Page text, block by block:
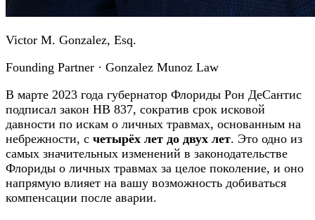
Victor M. Gonzalez, Esq.
Founding Partner · Gonzalez Munoz Law
В марте 2023 года губернатор Флориды Рон ДеСантис
подписал закон HB 837, сократив срок исковой
давности по искам о личных травмах, основанным на
небрежности, с четырёх лет до двух лет. Это одно из
самых значительных изменений в законодательстве
Флориды о личных травмах за целое поколение, и оно
напрямую влияет на вашу возможность добиваться
компенсации после аварии.